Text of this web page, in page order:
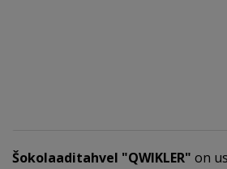
Šokolaaditahvel "QWIKLER" on